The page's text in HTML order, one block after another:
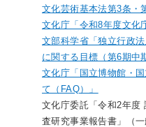
文化芸術基本法第3条・
文化庁「令和8年度文化
文部科学省「独立行政
に関する目標（第6期中
文化庁「国立博物館・
て（FAQ）」
文化庁委託「令和2年度
査研究事業報告書」（